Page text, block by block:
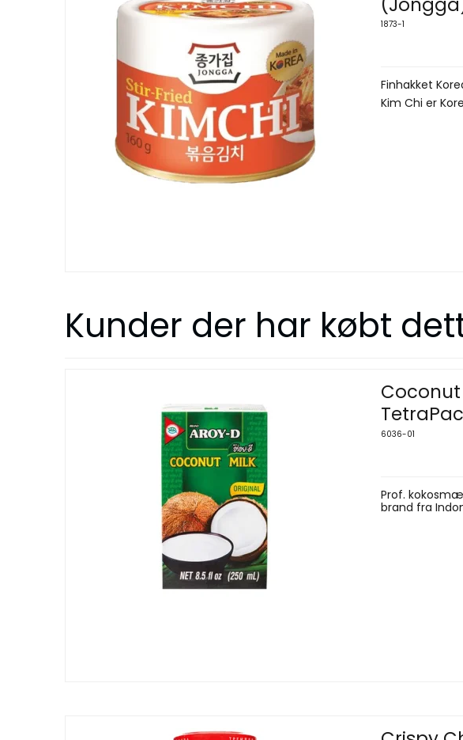
1873-1
Finhakket
Kim Chi er
Kunder der har købt
6036-01
Prof.
brand fra